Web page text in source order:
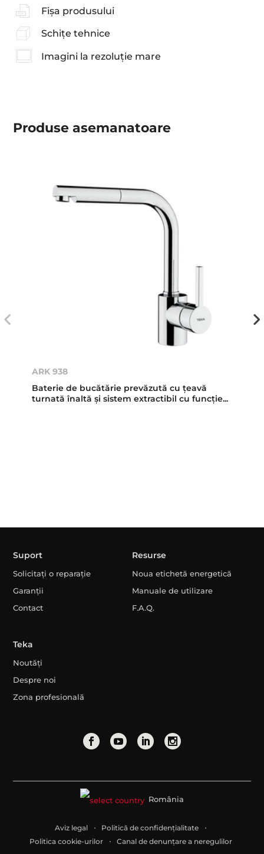
Fișa produsului
Schițe tehnice
Imagini la rezoluție mare
Produse asemanatoare
ARK 938
Baterie de bucătărie prevăzută cu ţeavă
turnată înaltă şi sistem extractibil cu funcţie...
Suport
Solicitați o reparație
Garanții
Contact
Resurse
Noua etichetă energetică
Manuale de utilizare
F.A.Q.
Teka
Noutăți
Despre noi
Zona profesională
România
Aviz legal
Politică de confidențialitate
Politica cookie-urilor
Canal de denunțare a neregulilor